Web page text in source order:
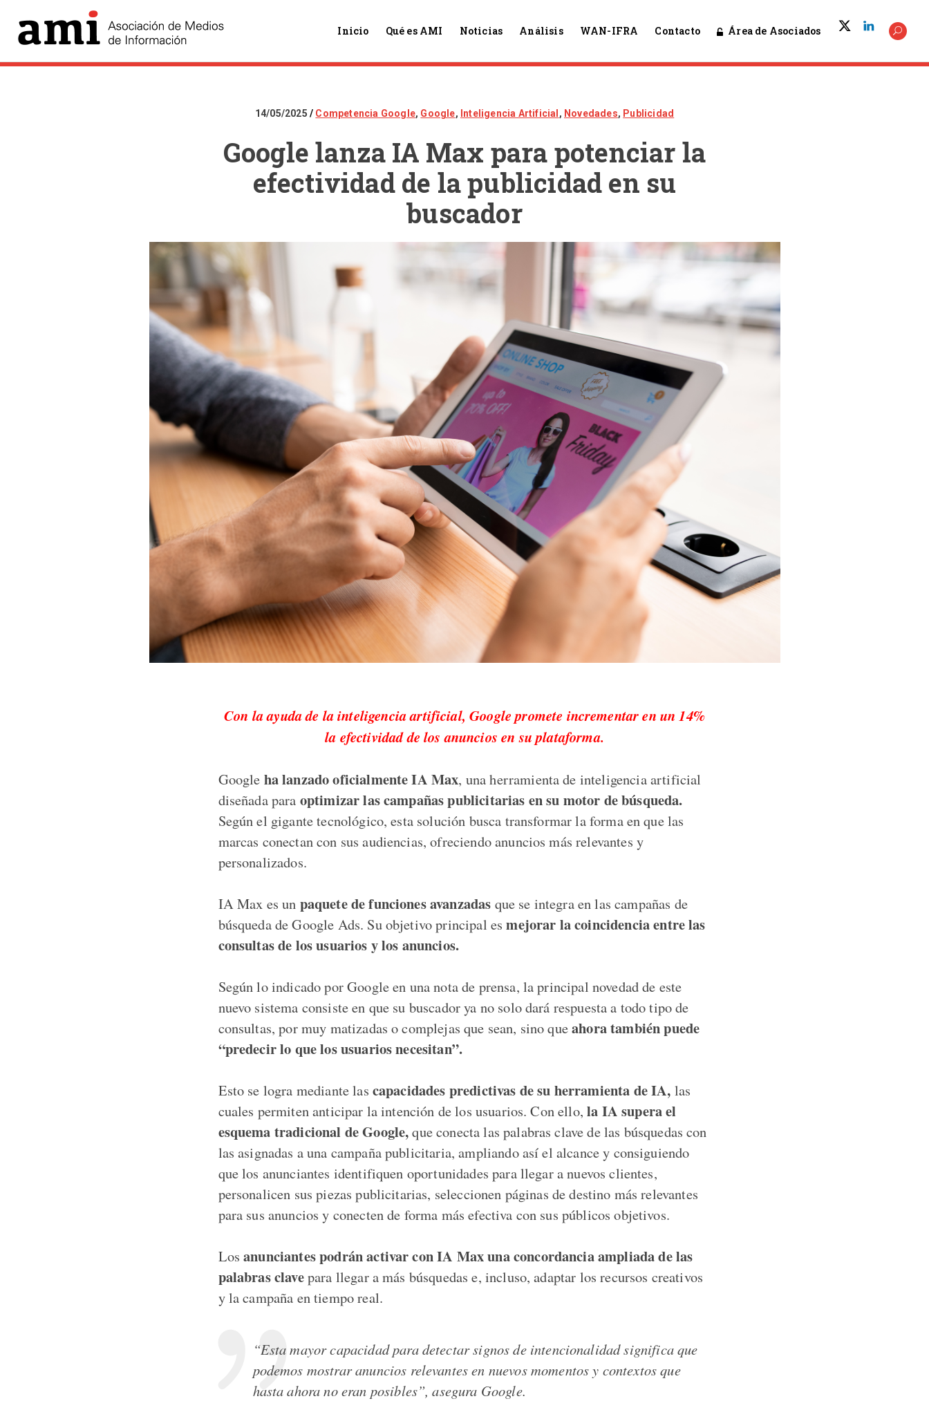
Inicio Qué es AMI Noticias Análisis WAN-IFRA Contacto Área de Asociados
14/05/2025 Competencia Google, Google, Inteligencia Artificial , Novedades, Publicidad
Google lanza IA Max para potenciar la
efectividad de la publicidad en su
buscador
Con la ayuda de la inteligencia artificial, Google promete incrementar en un 14%
la efectividad de los anuncios en su plataforma.
Google ha lanzado oficialmente IA Max, una herramienta de inteligencia artificial
diseñada para optimizar las campañas publicitarias en su motor de búsqueda.
Según el gigante tecnológico, esta solución busca transformar la forma en que las
marcas conectan con sus audiencias, ofreciendo anuncios más relevantes y
personalizados.
IA Max es un paquete de funciones avanzadas que se integra en las campañas de
búsqueda de Google Ads. Su objetivo principal esmejorar la coincidencia entre las
consultas de los usuarios y los anuncios.
Según lo indicado por Google en una nota de prensa, la principal novedad de este
nuevo sistema consiste en que su buscador ya no solo dará respuesta a todo tipo de
consultas, por muy matizadas o complejas que sean, sino queahora también puede
“predecir lo que los usuarios necesitan”.
Esto se logra mediante las capacidades predictivas de su herramienta de IA, las
cuales permiten anticipar la intención de los usuarios. Con ello,la IA supera el
esquema tradicional de Google,que conecta las palabras clave de las búsquedas con
las asignadas a una campaña publicitaria, ampliando así el alcance y consiguiendo
que los anunciantes identifiquen oportunidades para llegar a nuevos clientes,
personalicen sus piezas publicitarias, seleccionen páginas de destino más relevantes
para sus anuncios y conecten de forma más efectiva con sus públicos objetivos.
Losanunciantes podrán activar con IA Max una concordancia ampliada de las
palabras clavepara llegar a más búsquedas e, incluso, adaptar los recursos creativos
y la campaña en tiempo real.
“Esta mayor capacidad para detectar signos de intencionalidad significa que
podemos mostrar anuncios relevantes en nuevos momentos y contextos que
hasta ahora no eran posibles”, asegura Google.